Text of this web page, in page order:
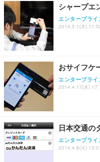
シャープエ
エンタープライ
2014.5.1(木)
おサイフケ
エンタープライ
2014.4.17(木)
日本交通の
エンタープライ
2014.4.8(火)